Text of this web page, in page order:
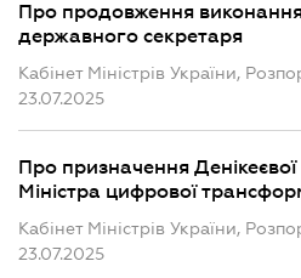
Про продовження виконання
державного секретаря
Кабінет Міністрів України,
23.07.2025
Про призначення
Міністра цифрової
Кабінет Міністрів України,
23.07.2025